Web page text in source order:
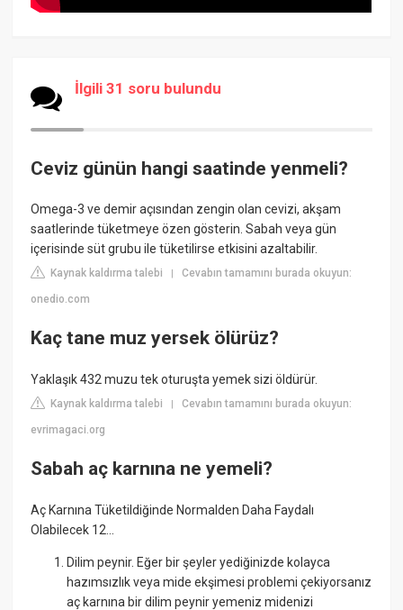
İlgili 31 soru bulundu
Ceviz günün hangi saatinde yenmeli?
Omega-3 ve demir açısından zengin olan cevizi, akşam
saatlerinde tüketmeye özen gösterin. Sabah veya gün
içerisinde süt grubu ile tüketilirse etkisini azaltabilir.
Kaynak kaldırma talebi |Cevabın tamamını burada okuyun:
onedio.com
Kaç tane muz yersek ölürüz?
Yaklaşık 432 muzu tek oturuşta yemek sizi öldürür.
Kaynak kaldırma talebi |Cevabın tamamını burada okuyun:
evrimagaci.org
Sabah aç karnına ne yemeli?
Aç Karnına Tüketildiğinde Normalden Daha Faydalı
Olabilecek 12...
Dilim peynir. Eğer bir şeyler yediğinizde kolayca
hazımsızlık veya mide ekşimesi problemi çekiyorsanız
aç karnına bir dilim peynir yemeniz midenizi